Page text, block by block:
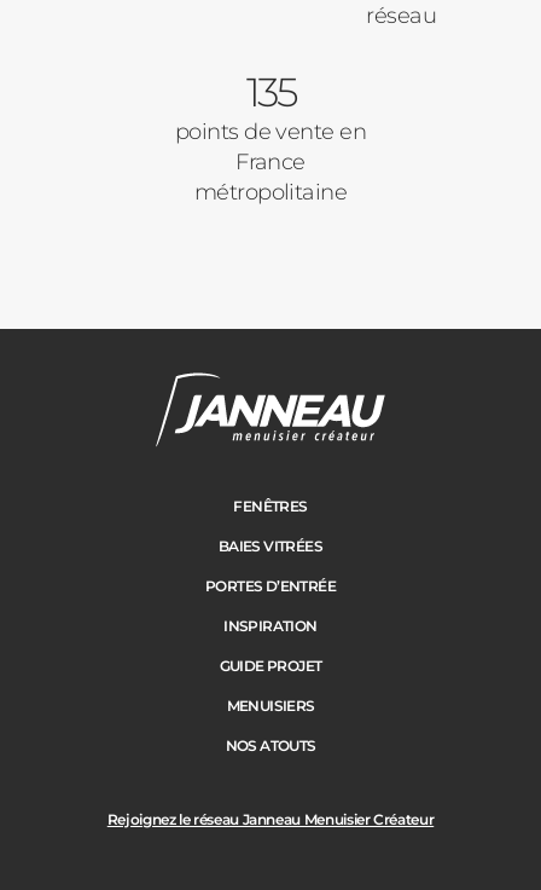
réseau
135
points de vente en
France
métropolitaine
Rejoignez le réseau Janneau Menuisier Créateur
FENÊTRES
BAIES VITRÉES
PORTES D’ENTRÉE
INSPIRATION
GUIDE PROJET
MENUISIERS
NOS ATOUTS